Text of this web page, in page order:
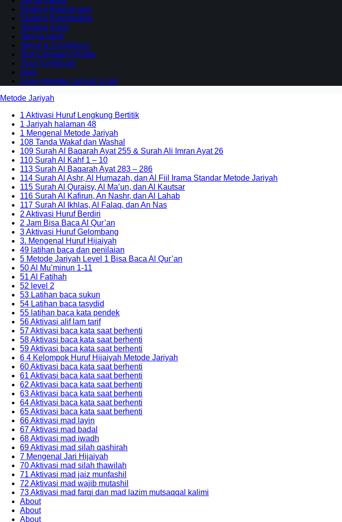
Student Registration
Student Registration
Tentang Kami
Terima kasih
Terms & Conditions
Test Company Profile
Tutor Certificate
User
Zoom Metode Jariyah 8 jam
Metode Jariyah
1 Aktivasi Huruf Lengkung Bertitik
1 Jariyah halaman 48
1 Mengenal Metode Jariyah
108 Tanda Wakaf dan Washal
109 Surah Al Baqarah Ayat 255 & Surah Ali Imran Ayat 26
110 Surah Al Kahf 1 – 10
113 Surah Al Baqarah Ayat 283 – 286
114 Surah Al Ashr, Al Humazah, dan Al Fiil Irama Standar Metode Jariyah
115 Surah Al Quraisy, Al Ma’un, dan Al Kautsar
116 Surah Al Kafirun, An Nashr, dan Al Lahab
117 Surah Al Ikhlas, Al Falaq, dan An Nas
2 Aktivasi Huruf Berdiri
2 Jam Bisa Baca Al Qur’an
3 Aktivasi Huruf Gelombang
3. Mengenal Huruf Hijaiyah
49 latihan baca dan penilaian
5 Metode Jariyah Level 1 Bisa Baca Al Qur’an
50 Al Mu’minun 1-11
51 Al Fatihah
52 level 2
53 Latihan baca sukun
54 Latihan baca tasydid
55 latihan baca kata pendek
56 Aktivasi alif lam tarif
57 Aktivasi baca kata saat berhenti
58 Aktivasi baca kata saat berhenti
59 Aktivasi baca kata saat berhenti
6 4 Kelompok Huruf Hijaiyah Metode Jariyah
60 Aktivasi baca kata saat berhenti
61 Aktivasi baca kata saat berhenti
62 Aktivasi baca kata saat berhenti
63 Aktivasi baca kata saat berhenti
64 Aktivasi baca kata saat berhenti
65 Aktivasi baca kata saat berhenti
66 Aktivasi mad layin
67 Aktivasi mad badal
68 Aktivasi mad iwadh
69 Aktivasi mad silah qashirah
7 Mengenal Jari Hijaiyah
70 Aktivasi mad silah thawilah
71 Aktivasi mad jaiz munfashil
72 Aktivasi mad wajib mutashil
73 Aktivasi mad farqi dan mad lazim mutsaqqal kalimi
About
About
About